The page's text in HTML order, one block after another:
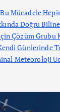
Mücadele
Doğru
Çözüm Grubu
Günlerinde
Meteoroloji